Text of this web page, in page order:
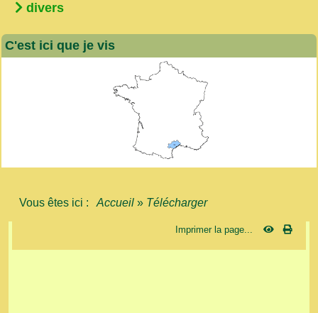
divers
C'est ici que je vis
Vous êtes ici : Accueil » Télécharger
Imprimer la page...